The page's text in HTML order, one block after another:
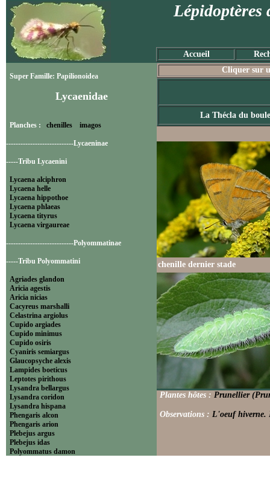
Lépidoptères
Accueil
Super Famille: Papilionoidea
Lycaenidae
Planches : chenilles imagos
----------------------------Lycaeninae
-----Tribu Lycaenini
Lycaena alciphron
Lycaena helle
Lycaena hippothoe
Lycaena phlaeas
Lycaena tityrus
Lycaena virgaureae
----------------------------Polyommatinae
-----Tribu Polyommatini
Agriades glandon
Aricia agestis
Aricia nicias
Cacyreus marshalli
Celastrina argiolus
Cupido argiades
Cupido minimus
Cupido osiris
Cyaniris semiargus
Glaucopsyche alexis
Lampides boeticus
Leptotes pirithous
Lysandra bellargus
Lysandra coridon
Lysandra hispana
Phengaris alcon
Phengaris arion
Plebejus argus
Plebejus idas
Polyommatus damon
Cliquer sur
La Thécla du
chenille dernier stade
Plantes hôtes : Prunellier
Observations : L'oeuf hiverne.